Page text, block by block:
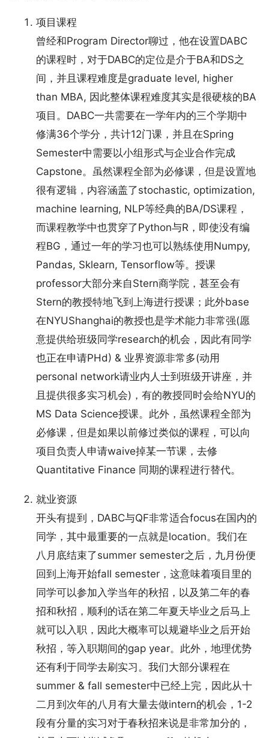
项目课程
曾经和Program Director聊过，他在设置DABC
的课程时，对于DABC的定位是介于BA和DS之
间，并且课程难度是graduate level, higher
than MBA, 因此整体课程难度其实是很硬核的BA
项目。DABC一共需要在一学年内的三个学期中
修满36个学分，共计12门课，并且在Spring
Semester中需要以小组形式与企业合作完成
Capstone。虽然课程全部为必修课，但是设置地
很有逻辑，内容涵盖了stochastic, optimization,
machine learning, NLP等经典的BA/DS课程，
而课程教学中也贯穿了Python与R，即使没有编
程BG，通过一年的学习也可以熟练使用Numpy,
Pandas, Sklearn, Tensorflow等。授课
professor大部分来自Stern商学院，甚至会有
Stern的教授特地飞到上海进行授课；此外base
在NYUShanghai的教授也是学术能力非常强(愿
意提供给班级同学research的机会，因此有同学
也正在申请PHd) & 业界资源非常多(动用
personal network请业内人士到班级开讲座，并
且提供很多实习机会)，有的教授同时会给NYU的
MS Data Science授课。此外，虽然课程全部为
必修课，但是如果以前修过类似的课程，可以向
项目负责人申请waive掉某一节课，去修
Quantitative Finance 同期的课程进行替代。
就业资源
开头有提到，DABC与QF非常适合focus在国内的
同学，其中最重要的一点就是location。我们在
八月底结束了summer semester之后，九月份便
回到上海开始fall semester，这意味着项目里的
同学可以参加入学当年的秋招，以及第二年的春
招和秋招，顺利的话在第二年夏天毕业之后马上
就可以入职，因此大概率可以规避毕业之后开始
秋招，等入职期间的gap year。此外，地理优势
还有利于同学去刷实习。我们大部分课程在
summer & fall semester中已经上完，因此从十
二月到次年的八月有大量去做intern的机会，1-2
段有分量的实习对于春秋招来说是非常加分的，